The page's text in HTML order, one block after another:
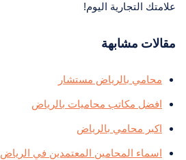
علامتك التجارية اليوم!
مقالات مشابهة
محامي بالرياض مستشار
افضل مكاتب محاميات بالرياض
اكبر محامي بالرياض
اسماء المحامين المعتمدين في الرياض